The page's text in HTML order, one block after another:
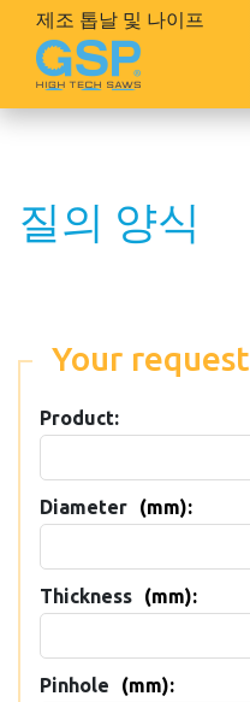
제조 톱날 및 나이프
질의 양식
Your request
Product:
Diameter
(mm):
Thickness
(mm):
Pinhole (mm):